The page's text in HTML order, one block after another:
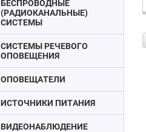
БЕСПРОВОДНЫЕ
(РАДИОКАНАЛЬНЫЕ)
СИСТЕМЫ
СИСТЕМЫ РЕЧЕВОГО
ОПОВЕЩЕНИЯ
ОПОВЕЩАТЕЛИ
ИСТОЧНИКИ ПИТАНИЯ
ВИДЕОНАБЛЮДЕНИЕ